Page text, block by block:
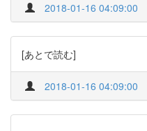
2018-01-16 04:09:00
[あとで読む]
2018-01-16 04:09:00